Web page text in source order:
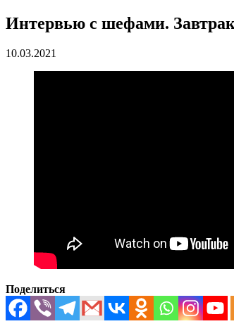
Интервью с шефами.
10.03.2021
Поделиться